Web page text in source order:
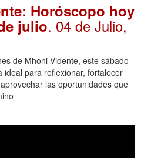
Horóscopo hoy
julio. 04 de Julio,
de Mhoni Vidente, este sábado
ideal para reflexionar, fortalecer
las oportunidades que